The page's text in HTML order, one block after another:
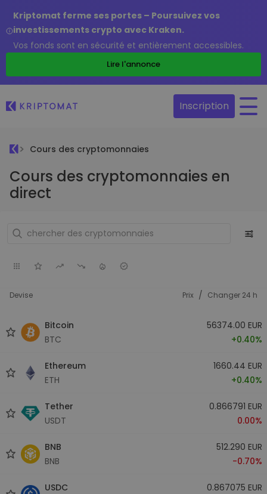
Kriptomat ferme ses portes – Poursuivez vos
investissements crypto avec Kraken.
Vos fonds sont en sécurité et entièrement accessibles.
Lire l'annonce
Inscription
Cours des cryptomonnaies
Cours des cryptomonnaies en
direct
Devise Prix / Changer 24 h
Bitcoin
BTC
56374.00 EUR
+0.40%
Ethereum
ETH
1660.44 EUR
+0.40%
Tether
USDT
0.866791 EUR
0.00%
BNB
BNB
512.290 EUR
-0.70%
USDC
0.867075 EUR